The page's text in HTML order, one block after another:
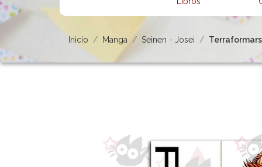
Inicio Manga Seinen - Josei Terraformars